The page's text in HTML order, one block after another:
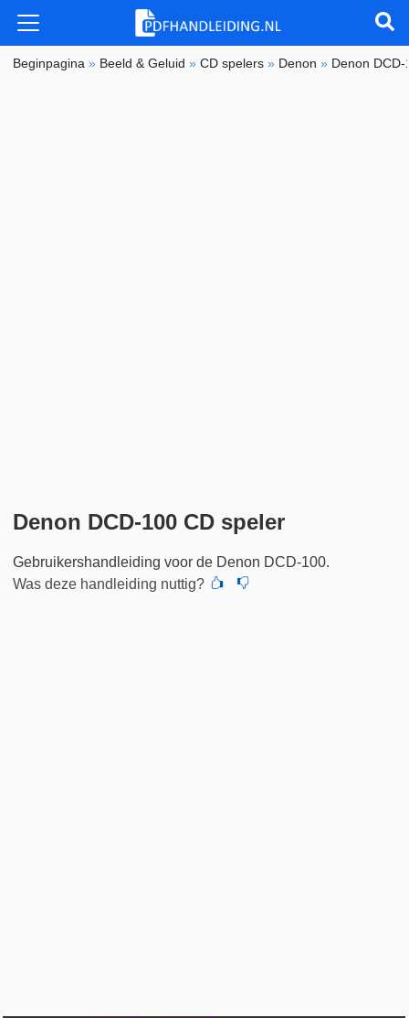
Beginpagina » Beeld & Geluid »CD spelers » Denon » Denon DCD-
Denon DCD-100 CD speler
Gebruikershandleiding voor de Denon DCD-100.
Was deze handleiding nuttig?